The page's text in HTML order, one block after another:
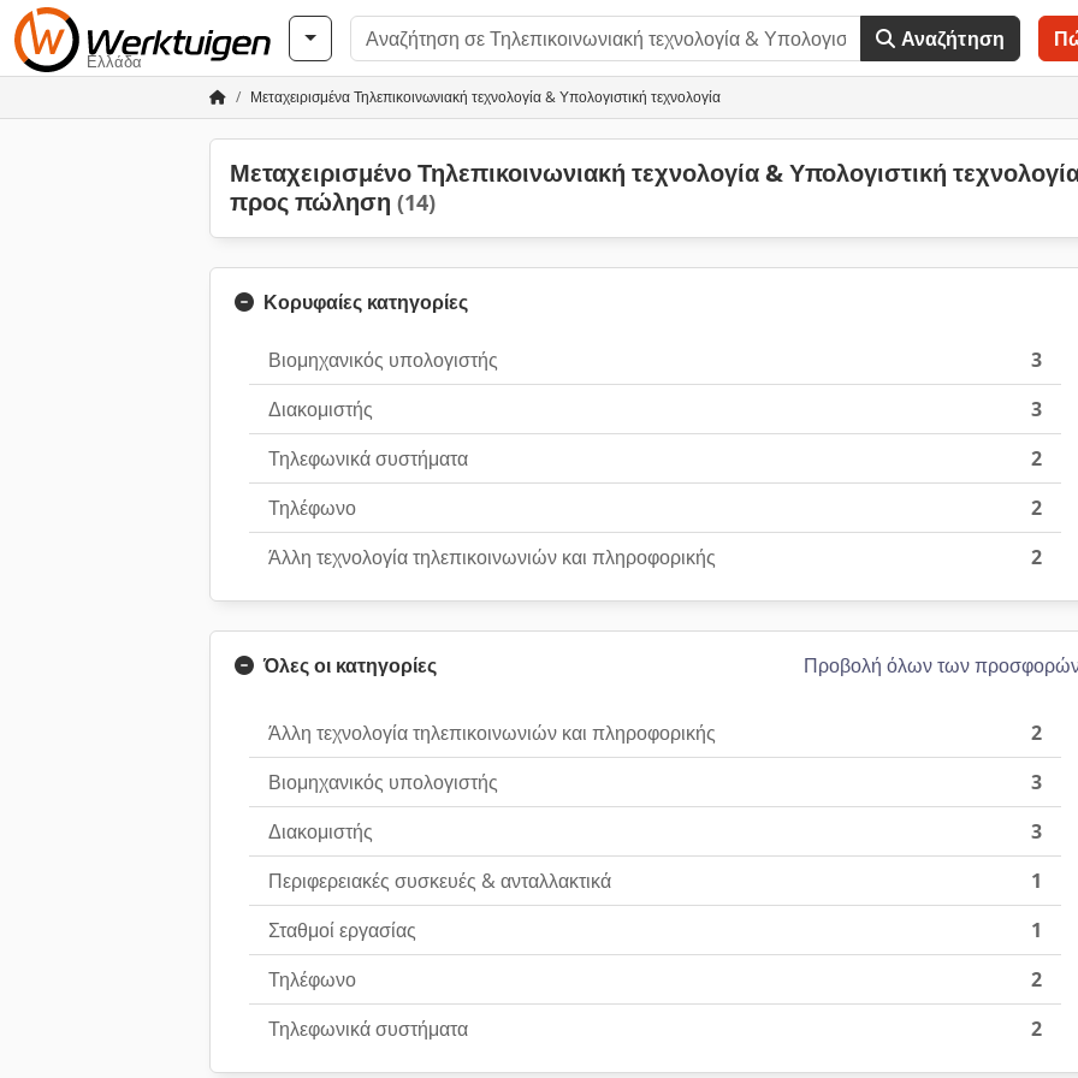
Ελλάδα
Αναζήτηση
Μεταχειρισμένα Τηλεπικοινωνιακή τεχνολογία & Υπολογιστική τεχνολογία
Μεταχειρισμένο Τηλεπικοινωνιακή τεχνολογία & Υπολογιστική
προς πώληση (14)
Κορυφαίες κατηγορίες
Βιομηχανικός υπολογιστής
3
Διακομιστής
3
Τηλεφωνικά συστήματα
2
Τηλέφωνο
2
Άλλη τεχνολογία τηλεπικοινωνιών και πληροφορικής
2
Όλες οι κατηγορίες Προβολή όλων των
Άλλη τεχνολογία τηλεπικοινωνιών και πληροφορικής
2
Βιομηχανικός υπολογιστής
3
Διακομιστής
3
Περιφερειακές συσκευές & ανταλλακτικά
1
Σταθμοί εργασίας
1
Τηλέφωνο
2
Τηλεφωνικά συστήματα
2